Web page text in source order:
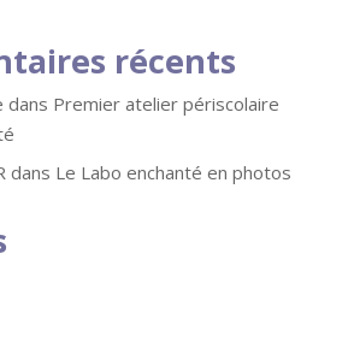
récents
dans Premier atelier périscolaire
dans Le Labo enchanté en photos